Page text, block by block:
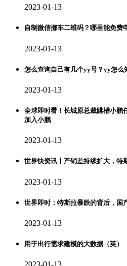
2023-01-13
自制微信挪车二维码？哪里能免费
2023-01-13
怎么查询自己有几个yy号？yy怎么
2023-01-13
全球即时看！长城原总裁跳槽小鹏
加入小鹏
2023-01-13
世界快资讯丨产销差持续扩大，特
2023-01-13
世界即时：特斯拉暴跌的背后，国
2023-01-13
用于出行需求建模的大数据（英）